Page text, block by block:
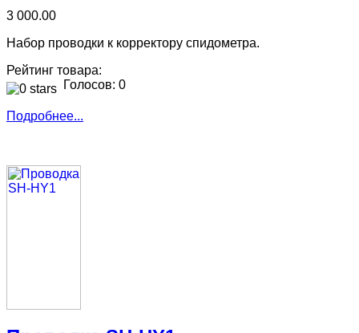
3 000.00
Набор проводки к корректору спидометра.
Рейтинг товара:
Голосов: 0
Подробнее...